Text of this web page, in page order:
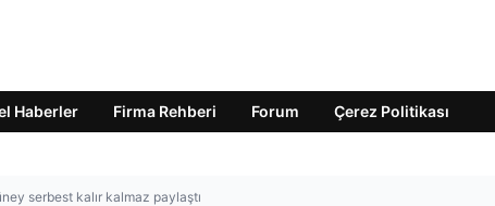
Haberler Firma Rehberi Forum Çerez Politikası
serbest kalır kalmaz paylaştı